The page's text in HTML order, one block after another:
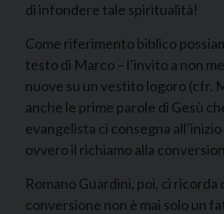
di infondere tale spiritualità!
Come riferimento biblico
testo di Marco – l’invito a non
nuove su un vestito logoro (cfr.
anche le prime parole di Gesù
evangelista ci consegna
ovvero il richiamo alla
Romano Guardini, poi, ci ricorda
conversione non è mai solo un